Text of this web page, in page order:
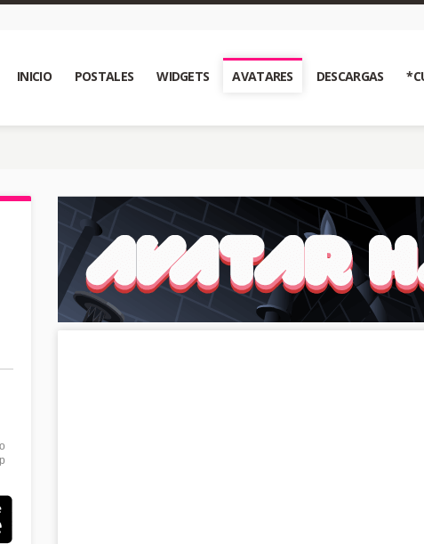
INICIO POSTALES WIDGETS AVATARES DESCARGAS